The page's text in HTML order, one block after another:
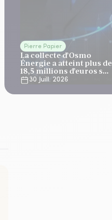
Pierre Papier
La collecte d’Osmo
Énergie a atteint plus de
18,5 millions d’euros sur
le T230 Juill. 2026